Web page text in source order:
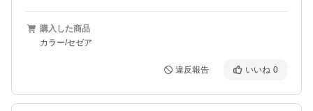
購入した商品
カラー/セゼア
違反報告 いいね 0